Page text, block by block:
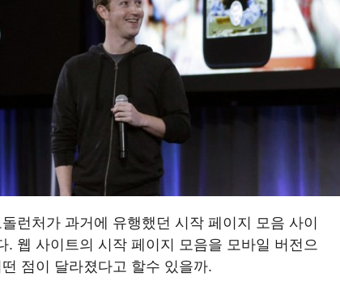
런처가 과거에 유행했던 시작 페이지 모음 사이
. 웹 사이트의 시작 페이지 모음을 모바일 버전으
점이 달라졌다고 할수 있을까.